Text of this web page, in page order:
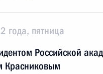
года, пятница
Российской
Красниковым